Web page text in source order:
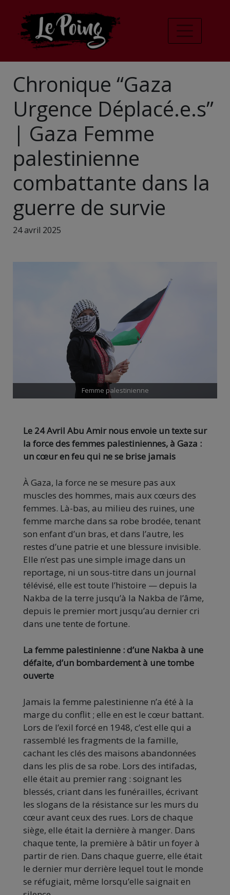
Chronique “Gaza
Urgence Déplacé.e.s”
| Gaza Femme
palestinienne
combattante dans la
guerre de survie
24 avril 2025
Femme palestinienne
Le 24 Avril Abu Amir nous envoie un texte sur
la force des femmes palestiniennes, à Gaza :
un cœur en feu qui ne se brise jamais
À Gaza, la force ne se mesure pas aux
muscles des hommes, mais aux cœurs des
femmes. Là-bas, au milieu des ruines, une
femme marche dans sa robe brodée, tenant
son enfant d’un bras, et dans l’autre, les
restes d’une patrie et une blessure invisible.
Elle n’est pas une simple image dans un
reportage, ni un sous-titre dans un journal
télévisé, elle est toute l’histoire — depuis la
Nakba de la terre jusqu’à la Nakba de l’âme,
depuis le premier mort jusqu’au dernier cri
dans une tente de fortune.
La femme palestinienne : d’une Nakba à une
défaite, d’un bombardement à une tombe
ouverte
Jamais la femme palestinienne n’a été à la
marge du conflit ; elle en est le cœur battant.
Lors de l’exil forcé en 1948, c’est elle qui a
rassemblé les fragments de la famille,
cachant les clés des maisons abandonnées
dans les plis de sa robe. Lors des intifadas,
elle était au premier rang : soignant les
blessés, criant dans les funérailles, écrivant
les slogans de la résistance sur les murs du
cœur avant ceux des rues. Lors de chaque
siège, elle était la dernière à manger. Dans
chaque tente, la première à bâtir un foyer à
partir de rien. Dans chaque guerre, elle était
le dernier mur derrière lequel tout le monde
se réfugiait, même lorsqu’elle saignait en